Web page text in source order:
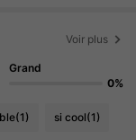
Voir plus
Grand
0%
(1) si cool(1)